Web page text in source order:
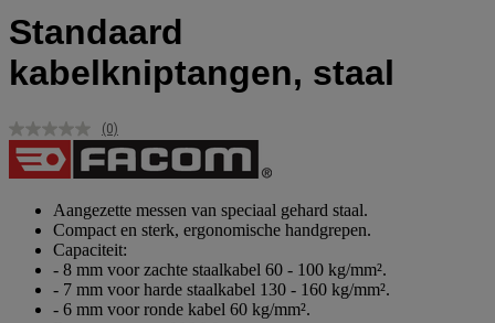
Standaard
kabelkniptangen, staal
Geen
scorewaarde.
Dezelfde
(0)
Aangezette messen van speciaal gehard staal.
Compact en sterk, ergonomische handgrepen.
Capaciteit:
- 8 mm voor zachte staalkabel 60 - 100 kg/mm².
- 7 mm voor harde staalkabel 130 - 160 kg/mm².
- 6 mm voor ronde kabel 60 kg/mm².